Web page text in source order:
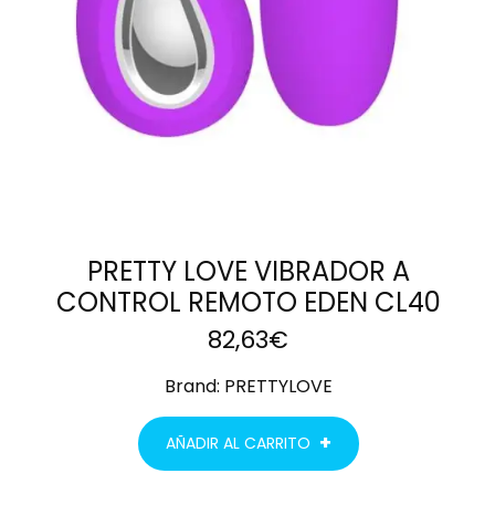
PRETTY LOVE VIBRADOR A
CONTROL REMOTO EDEN CL40
82,63€
Brand: PRETTYLOVE
AÑADIR AL CARRITO